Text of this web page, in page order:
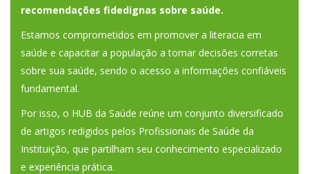
recomendações fidedignas sobre saúde.
Estamos comprometidos em promover a literacia em
saúde e capacitar a população a tomar decisões corretas
sobre sua saúde, sendo o acesso a informações confiáveis
fundamental.
Por isso, o HUB da Saúde reúne um conjunto diversificado
de artigos redigidos pelos Profissionais de Saúde da
Instituição, que partilham seu conhecimento especializado
e experiência prática.